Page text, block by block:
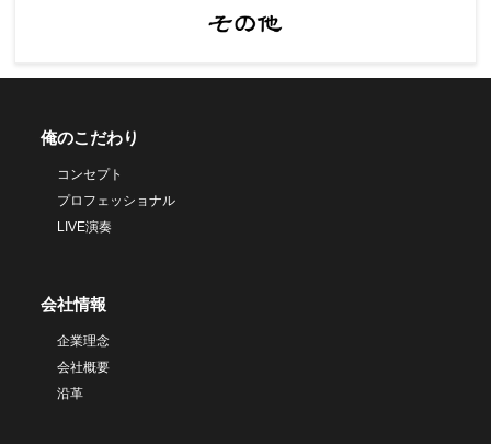
俺のこだわり
コンセプト
プロフェッショナル
LIVE演奏
会社情報
企業理念
会社概要
沿革